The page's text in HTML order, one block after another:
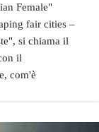
Female"
fair cities –
si chiama il
il
com'è